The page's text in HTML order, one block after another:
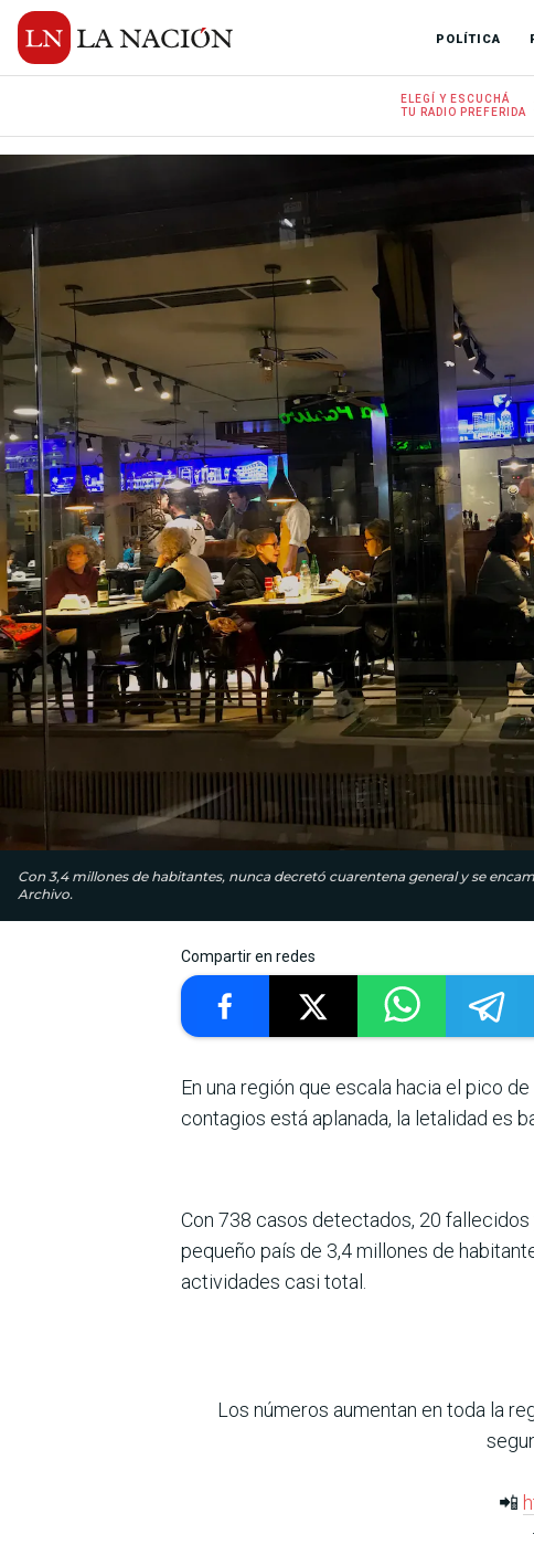
POLÍTICA
ELEGÍ Y ESCUCHÁ
TU RADIO PREFERIDA
Con 3,4 millones de habitantes, nunca decretó cuarentena general y se
Archivo.
Compartir en redes
En una región que escala hacia el pico
contagios está aplanada, la letalidad es
Con 738 casos detectados, 20
pequeño país de 3,4 millones de
actividades casi total.
Los números aumentan en toda la
📲